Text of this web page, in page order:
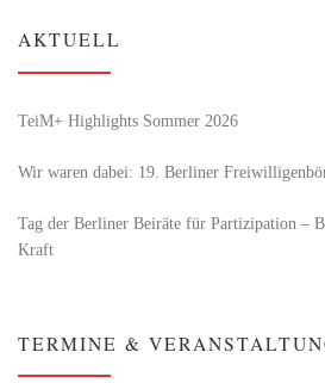
AKTUELL
TeiM+ Highlights Sommer 2026
Wir waren dabei: 19. Berliner
Tag der Berliner Beiräte für Partizipation –
Kraft
TERMINE &